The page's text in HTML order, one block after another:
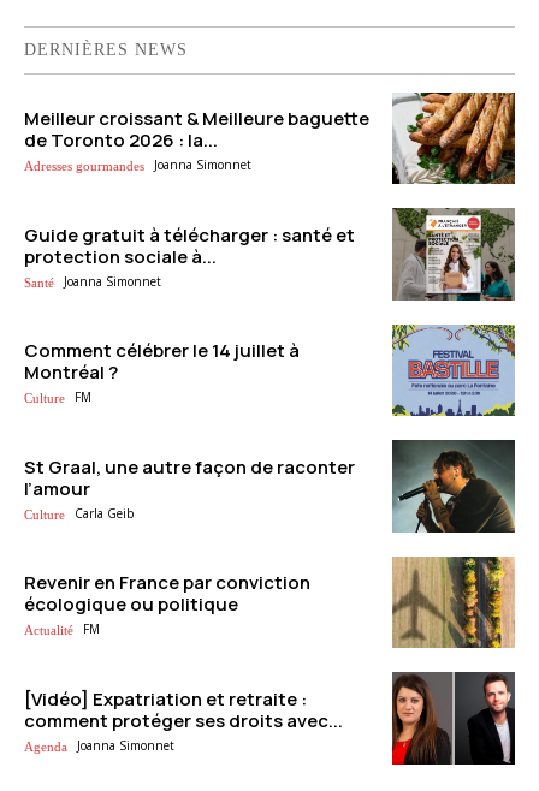
DERNIÈRES NEWS
Meilleur croissant & Meilleure baguette
de Toronto 2026 : la...
Adresses gourmandes Joanna Simonnet
Guide gratuit à télécharger : santé et
protection sociale à...
Santé Joanna Simonnet
Comment célébrer le 14 juillet à
Montréal ?
Culture FM
St Graal, une autre façon de raconter
l’amour
Culture Carla Geib
Revenir en France par conviction
écologique ou politique
Actualité FM
[Vidéo] Expatriation et retraite :
comment protéger ses droits avec...
Agenda Joanna Simonnet